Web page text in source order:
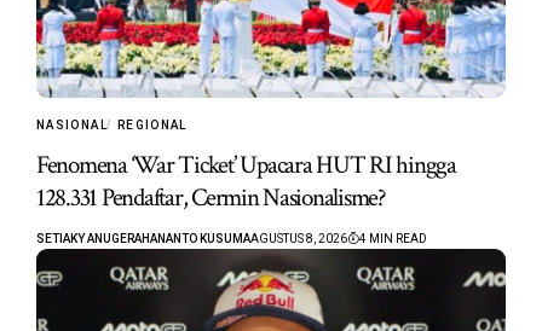
NASIONAL REGIONAL
Fenomena ‘War Ticket’ Upacara HUT RI hingga
128.331 Pendaftar, Cermin Nasionalisme?
SETIAKY ANUGERAHANANTO KUSUMAAGUSTUS 8, 2026 4 MIN READ